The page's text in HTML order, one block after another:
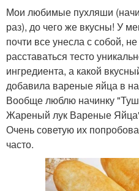
Мои любимые пухляши
раз), до чего же вкусны! У
почти все унесла с собой,
расставаться тесто
ингредиента, а какой
добавила вареные яйца в
Вообще люблю начинку
Жареный лук Вареные
Очень советую их
часто.